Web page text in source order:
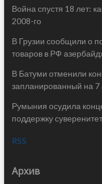
Война спустя 18 лет:
2008-го
В Грузии сообщили о
товаров в РФ
В Батуми отменили
запланированный на 7
Румыния осудила
поддержку
RSS
Архив